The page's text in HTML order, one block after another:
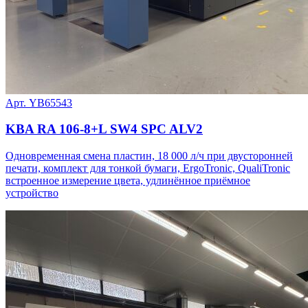
Арт. YB65543
KBA RA 106-8+L SW4 SPC ALV2
Одновременная смена пластин, 18 000 л/ч при двусторонней
печати, комплект для тонкой бумаги, ErgoTronic, QualiTronic
встроенное измерение цвета, удлинённое приёмное
устройство